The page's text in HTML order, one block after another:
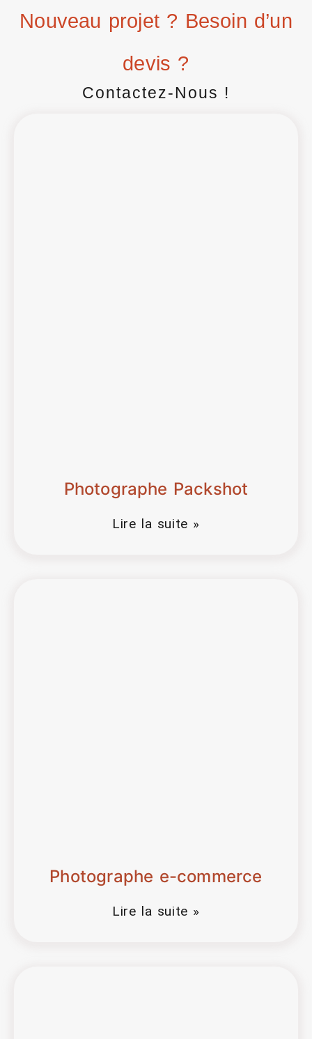
Nouveau projet ? Besoin d’un
devis ?
Contactez-Nous !
Photographe Packshot
Lire la suite »
Photographe e-commerce
Lire la suite »